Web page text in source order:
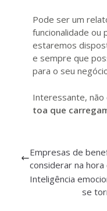
Pode ser um
funcionalidade ou
estaremos
e sempre que
para o seu
Interessante, não
toa que
Empresas de
considerar na
Inteligência
se